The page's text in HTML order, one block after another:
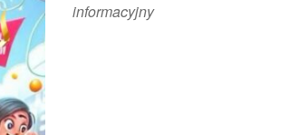
informacyjny